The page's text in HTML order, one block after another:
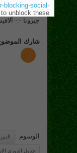
جيرونا -:-
شارك
الوسوم :
جدول الدوري
blocking-social-
to unblock these.